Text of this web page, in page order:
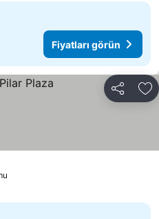
Fiyatları görün
Paylaş